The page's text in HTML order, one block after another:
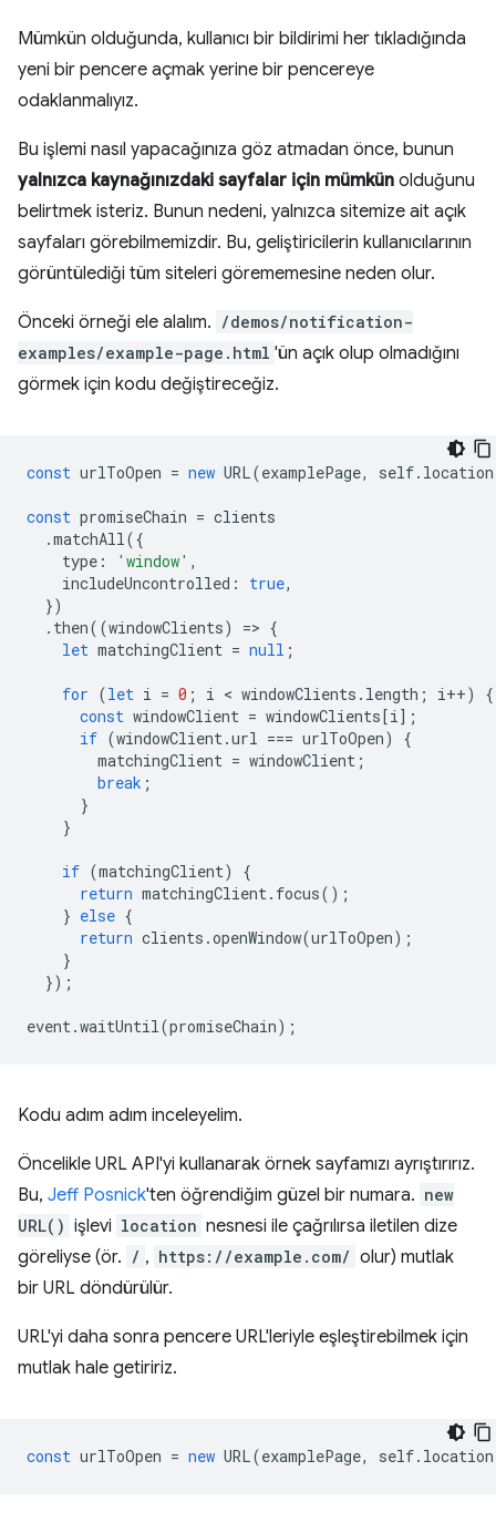
Mümkün olduğunda, kullanıcı bir bildirimi her tıkladığında
yeni bir pencere açmak yerine bir pencereye
odaklanmalıyız.
Bu işlemi nasıl yapacağınıza göz atmadan önce, bunun
yalnızca kaynağınızdaki sayfalar için mümkün olduğunu
belirtmek isteriz. Bunun nedeni, yalnızca sitemize ait açık
sayfaları görebilmemizdir. Bu, geliştiricilerin kullanıcılarının
görüntülediği tüm siteleri görememesine neden olur.
Önceki örneği ele alalım. /demos/notification-
examples/example-page.html 'ün açık olup olmadığını
görmek için kodu değiştireceğiz.
const urlToOpen = new URL(examplePage, self. location
const promiseChain = clients
.matchAll({
type : 'window' ,
includeUncontrolled : true,
})
. then((windowClients) => {
let matchingClient = null ;
for (let i = 0 ; i < windowClients . length ; i++)
{
const windowClient = windowClients[i];
if (windowClient.url === urlToOpen)
{
matchingClient = windowClient ;
break ;
}
}
if (matchingClient)
{
return matchingClient. focus();
} else {
return clients .openWindow(urlToOpen);
}
});
event.waitUntil(promiseChain);
Kodu adım adım inceleyelim.
Öncelikle URL API'yi kullanarak örnek sayfamızı ayrıştırırız.
Bu, Jeff Posnick'ten öğrendiğim güzel bir numara. new
URL() işlevi location nesnesi ile çağrılırsa iletilen dize
göreliyse (ör. / , https://example.com/ olur) mutlak
bir URL döndürülür.
URL'yi daha sonra pencere URL'leriyle eşleştirebilmek için
mutlak hale getiririz.
const urlToOpen = new URL(examplePage, self. location